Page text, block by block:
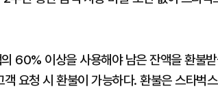
60% 이상을 사용해야 남은 잔액을 환불
요청 시 환불이 가능하다. 환불은 스타벅